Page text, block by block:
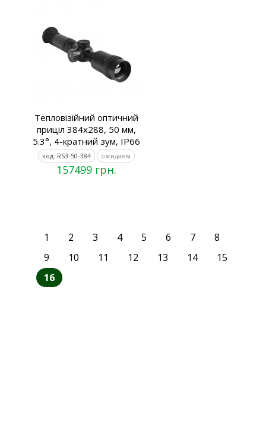
Тепловізійний оптичний
приціл 384x288, 50 мм,
5.3°, 4-кратний зум, IP66
код: RS3-50-384 ожидаем
157499 грн.
1 2 3 4 5 6 7
8
9
10 11 12 13 14
15
16